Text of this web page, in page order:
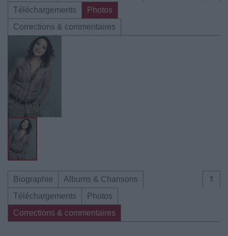
Téléchargements
Photos
Corrections & commentaires
⇑
Biographie
Albums & Chansons
Téléchargements
Photos
Corrections & commentaires